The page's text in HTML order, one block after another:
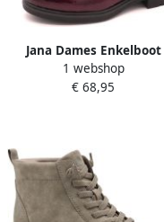
Jana Dames Enkelboot
25278-542 Wijnrood
Kreuklak Wijdte H
1 webshop
€ 68,95